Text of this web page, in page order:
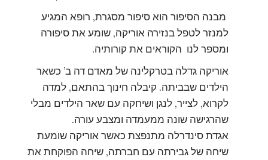
מבנה הסיפור הוא סיפור מסגרת, רופא המגיע
למנזר לטפל בנזירה אוריקה, שומע את סיפורה
ומספר לנו הקוראים את קורותיה.
אוריקה גדלה בטרקלינה של מאדם דה ב’ כשאר
הילדים שבביתה. קיבלה חינוך בהתאם, למדה
לקרוא, לצייר, לנגן ושיחקה עם שאר הילדים מבלי
שהרגישה שונה ממעמדה ומצבע עורה.
אגדת סינדרלה מתנפצת כאשר אוריקה שומעת
שיחה של גבירתה עם חברתה, שיחה הפוקחת את